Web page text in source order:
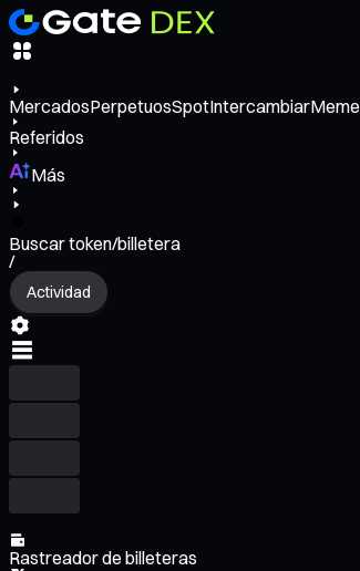
MercadosPerpetuosSpotIntercambiarMeme
Referidos
Más
Buscar token/billetera
/
Actividad
Rastreador de billeteras